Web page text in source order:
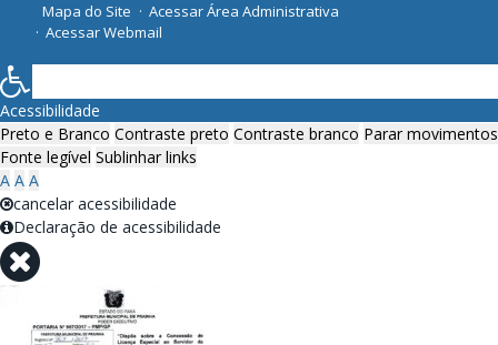
Mapa do Site
Acessar Área Administrativa
Acessar Webmail
Acessibilidade
Preto e Branco Contraste preto Contraste branco Parar movimentos
Fonte legível Sublinhar links
A A A
cancelar acessibilidade
Declaração de acessibilidade